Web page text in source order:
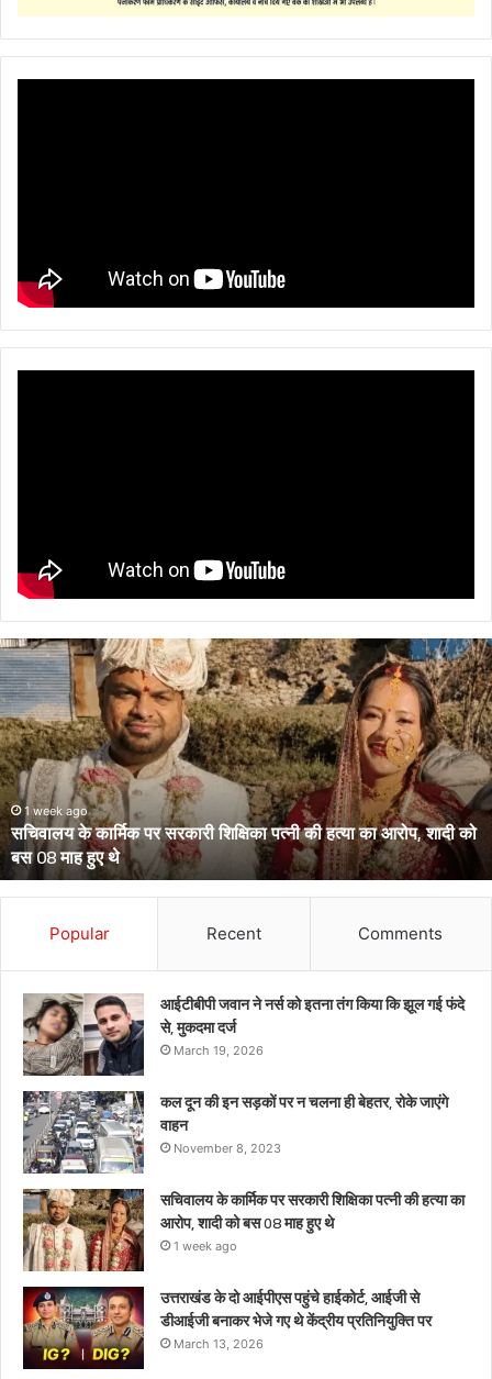
सचिवालय
के
कार्मिक
पर
सरकारी
शिक्षिका
पत्नी
की
हत्या
का
आरोप,
शादी
08
1 week ago
सचिवालय के कार्मिक पर सरकारी शिक्षिका पत्नी की हत्या का आरोप, शादी को
बस 08 माह हुए थे
Popular Recent Comments
आईटीबीपी जवान ने नर्स को इतना तंग किया कि झूल गई फंदे
से, मुकदमा दर्ज
March 19, 2026
कल दून की इन सड़कों पर न चलना ही बेहतर, रोके जाएंगे
वाहन
November 8, 2023
सचिवालय के कार्मिक पर सरकारी शिक्षिका पत्नी की हत्या का
आरोप, शादी को बस 08 माह हुए थे
1 week ago
उत्तराखंड के दो आईपीएस पहुंचे हाईकोर्ट, आईजी से
डीआईजी बनाकर भेजे गए थे केंद्रीय प्रतिनियुक्ति पर
March 13, 2026